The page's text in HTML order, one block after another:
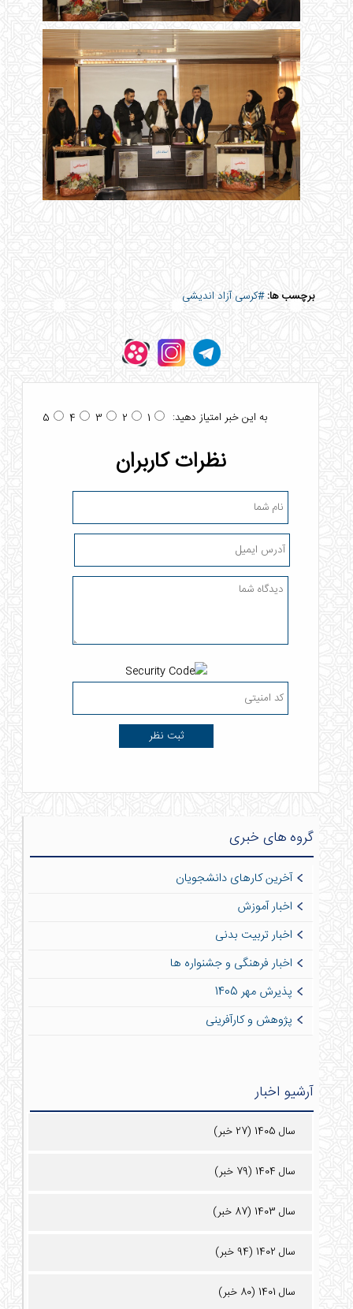
برچسب ها:#کرسی آزاد اندیشی
به این خبر امتیاز دهید: 1
2
3
4
5
نظرات کاربران
گروه های خبری
آخرین کارهای دانشجویان
اخبار آموزش
اخبار تربیت بدنی
اخبار فرهنگی و جشنواره ها
پذیرش مهر 1405
پژوهش و کارآفرینی
آرشیو اخبار
سال 1405 (27 خبر)
سال 1404 (79 خبر)
سال 1403 (87 خبر)
سال 1402 (94 خبر)
سال 1401 (80 خبر)